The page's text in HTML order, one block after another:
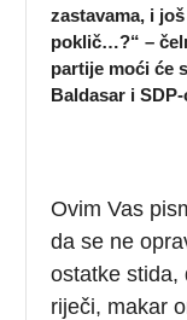
zastavama, i
poklič…?“ –
partije moći će
Baldasar i
Ovim Vas
da se ne
ostatke stida,
riječi, makar